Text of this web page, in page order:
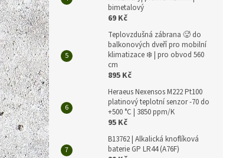
bimetalový
69 Kč
Teplovzdušná zábrana 🥵 do
balkonových dveří pro mobilní
klimatizace ❄️ | pro obvod 560
cm
895 Kč
Heraeus Nexensos M222 Pt100
platinový teplotní senzor -70 do
+500 °C | 3850 ppm/K
95 Kč
B13762 | Alkalická knoflíková
baterie GP LR44 (A76F)